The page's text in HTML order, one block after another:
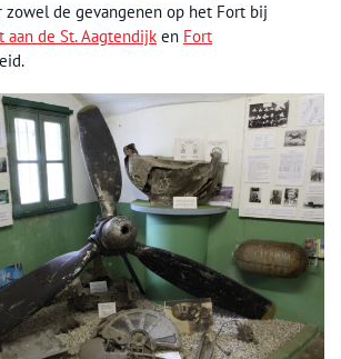
de gevangenen op het Fort bij
aan de St. Aagtendijk en Fort